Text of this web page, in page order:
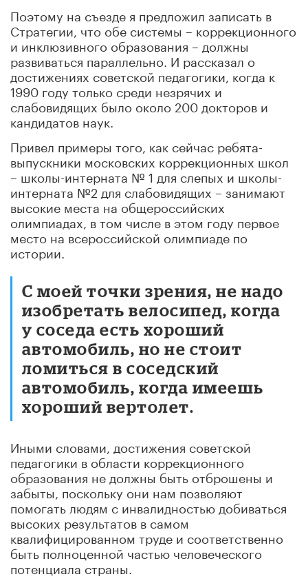
Поэтому на съезде я предложил записать в
Стратегии, что обе системы – коррекционного
и инклюзивного образования – должны
развиваться параллельно. И рассказал о
достижениях советской педагогики, когда к
1990 году только среди незрячих и
слабовидящих было около 200 докторов и
кандидатов наук.
Привел примеры того, как сейчас ребята-
выпускники московских коррекционных школ
– школы-интерната № 1 для слепых и школы-
интерната №2 для слабовидящих – занимают
высокие места на общероссийских
олимпиадах, в том числе в этом году первое
место на всероссийской олимпиаде по
истории.
С моей точки зрения, не надо
изобретать велосипед, когда
у соседа есть хороший
автомобиль, но не стоит
ломиться в соседский
автомобиль, когда имеешь
хороший вертолет.
Иными словами, достижения советской
педагогики в области коррекционного
образования не должны быть отброшены и
забыты, поскольку они нам позволяют
помогать людям с инвалидностью добиваться
высоких результатов в самом
квалифицированном труде и соответственно
быть полноценной частью человеческого
потенциала страны.